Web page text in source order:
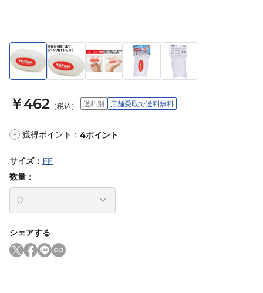
￥462 （税込） 送料別 店舗受取で送料無料
P 獲得ポイント： 4ポイント
サイズ： FF
数量：
シェアする